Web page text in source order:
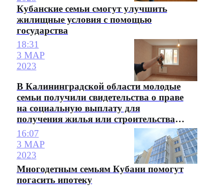
Кубанские семьи смогут улучшить
жилищные условия с помощью
государства
18:31
3 МАР
2023
В Калининградской области молодые
семьи получили свидетельства о праве
на социальную выплату для
получения жилья или строительства
частного дома
16:07
3 МАР
2023
Многодетным семьям Кубани помогут
погасить ипотеку